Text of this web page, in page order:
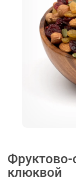
Фруктово-
клюквой